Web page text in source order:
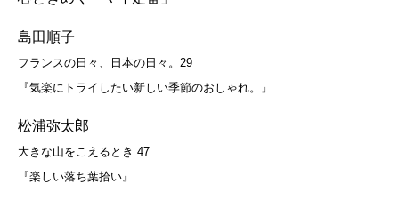
島田順子
フランスの日々、日本の日々。29
『気楽にトライしたい新しい季節のおしゃれ。』
松浦弥太郎
大きな山をこえるとき 47
『楽しい落ち葉拾い』